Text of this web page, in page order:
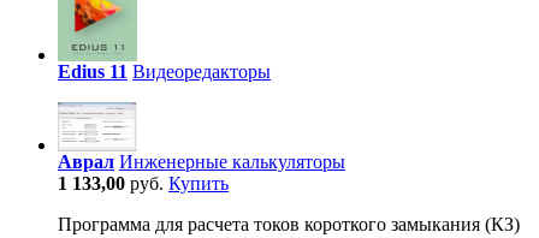
Edius 11 Видеоредакторы
Аврал Инженерные калькуляторы
1 133,00 руб. Купить
Программа для расчета токов короткого замыкания (КЗ)